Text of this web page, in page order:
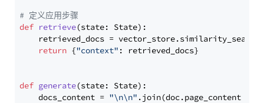
# 定义应用步骤
def retrieve(state: State):
retrieved_docs =
return {"context" : retrieved_docs}
def generate(state: State):
    docs_content =
"\n\n" .join(doc.page_content